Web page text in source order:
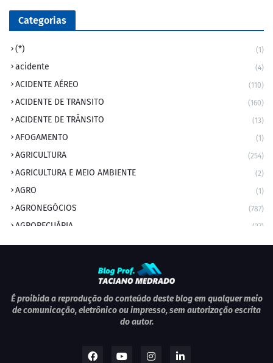
Categorias
(*) (1)
acidente (4)
ACIDENTE AÉREO (110)
ACIDENTE DE TRANSITO (160)
ACIDENTE DE TRÂNSITO (13)
AFOGAMENTO (1)
AGRICULTURA (254)
AGRICULTURA E MEIO AMBIENTE (2)
AGRO (1)
AGRONEGÓCIOS (787)
AGROPECUÁRIA (37)
AMBIENTE (9)
ANIVERSÁRIO DA CIDADE
ANIVERSÁRIOS (1)
APEXBRASIL (1)
É proibida a reprodução do conteúdo deste blog em qualquer meio
de comunicação, eletrônico ou impresso, sem autorização escrita
do autor.